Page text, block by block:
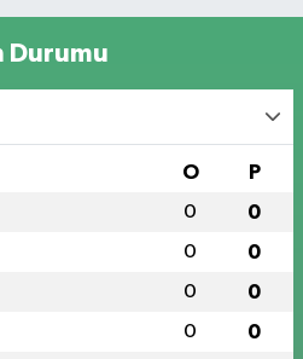
Durumu
O P
0 0
0 0
0 0
0 0